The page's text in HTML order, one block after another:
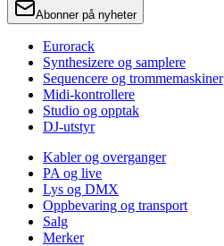
Abonner på nyheter
Eurorack
Synthesizere og samplere
Sequencere og trommemaskiner
Midi-kontrollere
Studio og opptak
DJ-utstyr
Kabler og overganger
PA og live
Lys og DMX
Oppbevaring og transport
Salg
Merker